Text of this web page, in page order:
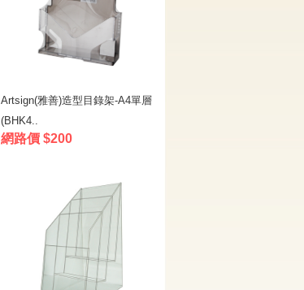
Artsign(雅善)造型目錄架-A4單層
(BHK4..
網路價 $200